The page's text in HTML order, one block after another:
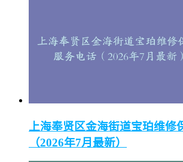
上海奉贤区金海街道宝珀维修
（2026年7月最新）